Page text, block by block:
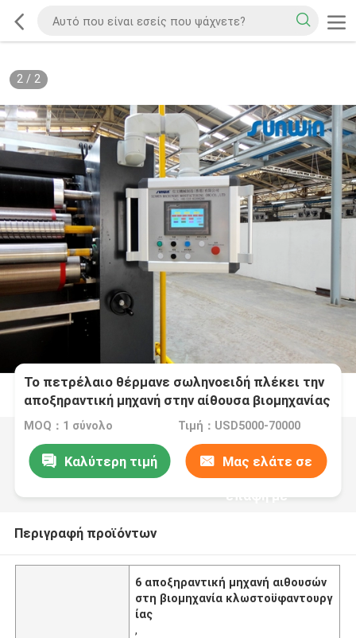
2/ 2
Το πετρέλαιο θέρμανε σωληνοειδή πλέκει την
αποξηραντική μηχανή στην αίθουσα βιομηχανίας
κλωστοϋφαντουργίας 2-6
MOQ：1 σύνολο Τιμή：USD5000-70000
Καλύτερη τιμή Μας ελάτε σε
επαφή με
Περιγραφή προϊόντων
6 αποξηραντική μηχανή αιθουσών
στη βιομηχανία κλωστοϋφαντουργ
ίας
,